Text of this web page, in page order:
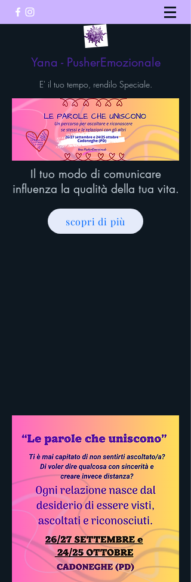
Yana - PusherEmozionale
E' il tuo tempo, rendilo Speciale.
Il tuo modo di comunicare
influenza la qualità della tua vita.
scopri di più